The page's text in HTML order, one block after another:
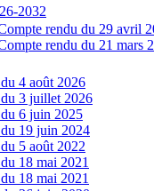
2032
rendu du 29 avril
rendu du 21 mars
4 août 2026
3 juillet 2026
6 juin 2025
19 juin 2024
5 août 2022
18 mai 2021
18 mai 2021